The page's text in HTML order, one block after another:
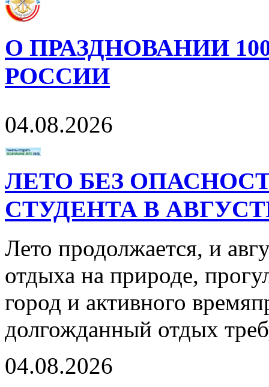
О ПРАЗДНОВАНИИ
РОССИИ
04.08.2026
ЛЕТО БЕЗ
СТУДЕНТА В
Лето продолжается, и
отдыха на природе,
город и активного
долгожданный отдых
04.08.2026